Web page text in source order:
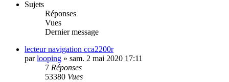
Sujets
Réponses
Vues
Dernier message
lecteur navigation cca2200r
parlooping » sam. 2 mai 2020 17:11
7 Réponses
53380 Vues